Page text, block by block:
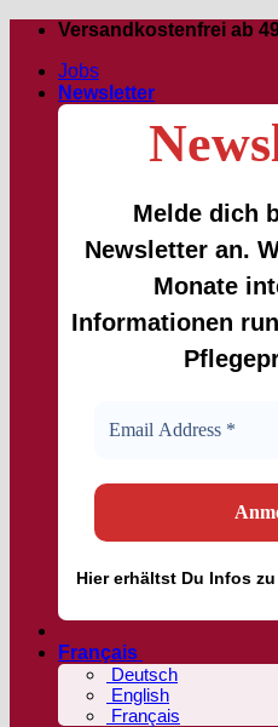
Passer
contenu
Versandkostenfrei ab
Jobs
Newsletter
Melde dich
Newsletter an.
Monate
Informationen
Hiererhältst Du Infos
Français
Deutsch
English
Français